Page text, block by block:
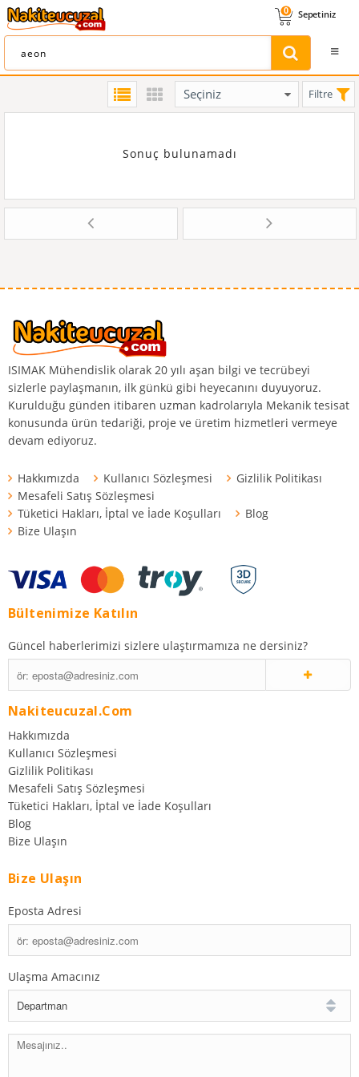
0 Sepetiniz
Filtre
Sonuç bulunamadı
ISIMAK Mühendislik olarak 20 yılı aşan bilgi ve tecrübeyi
sizlerle paylaşmanın, ilk günkü gibi heyecanını duyuyoruz.
Kurulduğu günden itibaren uzman kadrolarıyla Mekanik tesisat
konusunda ürün tedariği, proje ve üretim hizmetleri vermeye
devam ediyoruz.
Hakkımızda Kullanıcı Sözleşmesi
Gizlilik Politikası
Mesafeli Satış Sözleşmesi
Tüketici Hakları, İptal ve İade Koşulları
Blog
Bize Ulaşın
Bültenimize Katılın
Güncel haberlerimizi sizlere ulaştırmamıza ne dersiniz?
Nakiteucuzal.com
Hakkımızda
Kullanıcı Sözleşmesi
Gizlilik Politikası
Mesafeli Satış Sözleşmesi
Tüketici Hakları, İptal ve İade Koşulları
Blog
Bize Ulaşın
Bize Ulaşın
Eposta Adresi
Ulaşma Amacınız